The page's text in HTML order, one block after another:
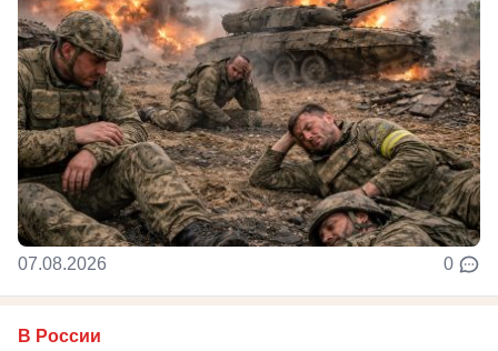
07.08.2026 0
В России